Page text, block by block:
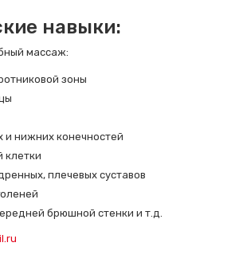
навыки:
массаж:
зоны
и нижних конечностей
клетки
плечевых суставов
брюшной стенки и т.д.